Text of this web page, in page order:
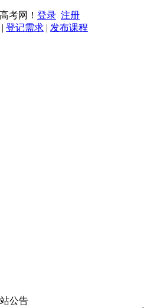
考网！ 登录 注册
| 登记需求 | 发布课程
公告